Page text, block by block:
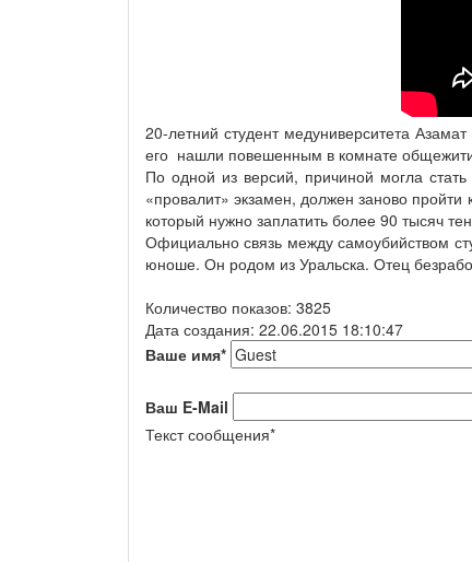
20-летний студент медуниверситета
его нашли повешенным в комнате
По одной из версий, причиной могла
«провалит» экзамен, должен заново
который нужно заплатить более 90 тысяч
Официально связь между самоубийством
юноше. Он родом из Уральска. Отец
Количество показов: 3825
Дата создания: 22.06.2015 18:10:47
Ваше имя*
Ваш E-Mail
Текст сообщения*